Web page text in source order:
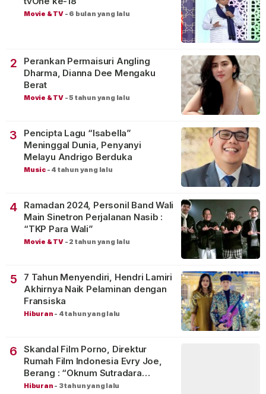
Movie & TV - 6 bulan yang lalu
2
Perankan Permaisuri Angling
Dharma, Dianna Dee Mengaku
Berat
Movie & TV -5 tahun yang lalu
3
Pencipta Lagu “Isabella”
Meninggal Dunia, Penyanyi
Melayu Andrigo Berduka
Music - 4 tahun yang lalu
4
Ramadan 2024, Personil Band Wali
Main Sinetron Perjalanan Nasib :
“TKP Para Wali”
Movie & TV - 2 tahun yang lalu
5
7 Tahun Menyendiri, Hendri Lamiri
Akhirnya Naik Pelaminan dengan
Fransiska
Hiburan - 4 tahun yang lalu
6
Skandal Film Porno, Direktur
Rumah Film Indonesia Evry Joe,
Berang : “Oknum Sutradara
Merusak Perfilman Indonesia”!
Hiburan - 3 tahun yang lalu